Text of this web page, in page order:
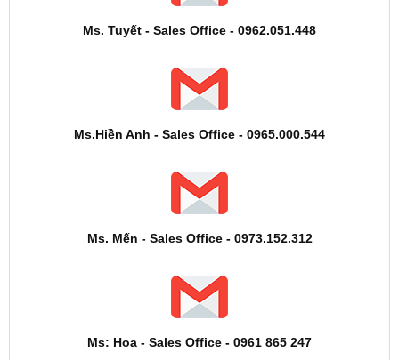
Ms. Tuyết - Sales Office - 0962.051.448
Ms.Hiền Anh - Sales Office - 0965.000.544
Ms. Mến - Sales Office - 0973.152.312
Ms: Hoa - Sales Office - 0961 865 247